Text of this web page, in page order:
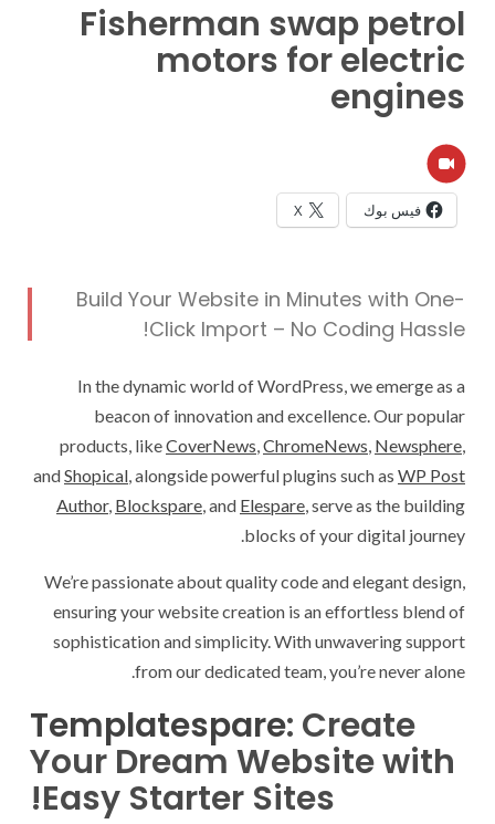
Fisherman swap petrol
motors for electric
engines
فيس بوك X
Build Your Website in Minutes with One-
Click Import – No Coding Hassle!
In the dynamic world of WordPress, we emerge as a
beacon of innovation and excellence. Our popular
products, likeCoverNews,ChromeNews, Newsphere,
andShopical, alongside powerful plugins such as WP Post
Author, Blockspare, and Elespare, serve as the building
blocks of your digital journey.
We’re passionate about quality code and elegant design,
ensuring your website creation is an effortless blend of
sophistication and simplicity. With unwavering support
from our dedicated team, you’re never alone.
Templatespare: Create
Your Dream Website with
Easy Starter Sites!